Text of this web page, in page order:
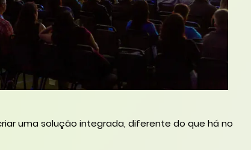
uma solução integrada, diferente do que há no